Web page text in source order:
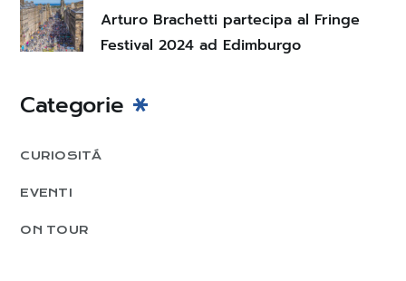
Arturo Brachetti partecipa al Fringe
Festival 2024 ad Edimburgo
Categorie
CURIOSITÁ
EVENTI
ON TOUR